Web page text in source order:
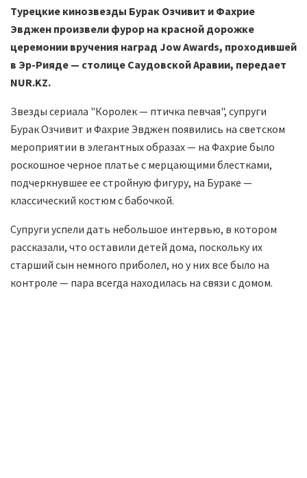
Турецкие кинозвезды Бурак Озчивит и Фахрие
Эвджен произвели фурор на красной дорожке
церемонии вручения наград Jow Awards, проходившей
в Эр-Рияде — столице Саудовской Аравии, передает
NUR.KZ.
Звезды сериала "Королек — птичка певчая", супруги
Бурак Озчивит и Фахрие Эвджен появились на светском
мероприятии в элегантных образах — на Фахрие было
роскошное черное платье с мерцающими блестками,
подчеркнувшее ее стройную фигуру, на Бураке —
классический костюм с бабочкой.
Супруги успели дать небольшое интервью, в котором
рассказали, что оставили детей дома, поскольку их
старший сын немного приболел, но у них все было на
контроле — пара всегда находилась на связи с домом.